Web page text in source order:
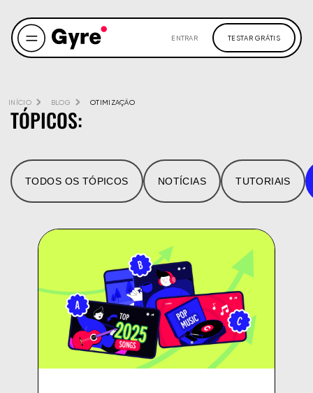
ENTRAR TESTAR GRÁTIS
INÍCIO BLOG OTIMIZAÇÃO
TÓPICOS:
TODOS OS TÓPICOS NOTÍCIAS TUTORIAIS